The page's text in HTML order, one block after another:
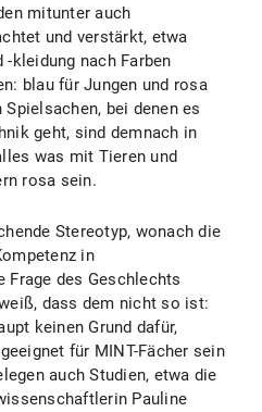
mitunter auch
und verstärkt, etwa
-kleidung nach Farben
blau für Jungen und rosa
bei denen es
geht, sind demnach in
was mit Tieren und
rosa sein.
Stereotyp, wonach die
in
Frage des Geschlechts
dass dem nicht so ist:
keinen Grund dafür,
für MINT-Fächer sein
auch Studien, etwa die
Pauline